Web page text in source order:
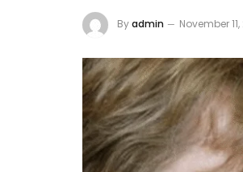
Byadmin November